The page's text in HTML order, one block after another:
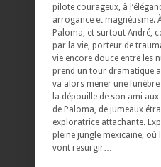
pilote courageux, à
arrogance et magnétisme.
Paloma, et surtout André,
par la vie, porteur de
vie encore douce entre les
prend un tour dramatique
va alors mener une
la dépouille de son ami
de Paloma, de jumeaux
exploratrice attachante.
pleine jungle mexicaine, où
vont resurgir…